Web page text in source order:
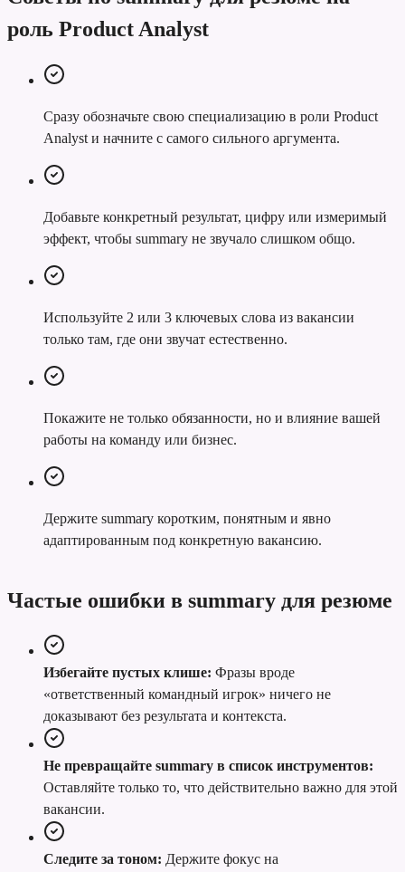
роль Product Analyst
Сразу обозначьте свою специализацию в роли Product
Analyst и начните с самого сильного аргумента.
Добавьте конкретный результат, цифру или измеримый
эффект, чтобы summary не звучало слишком общо.
Используйте 2 или 3 ключевых слова из вакансии
только там, где они звучат естественно.
Покажите не только обязанности, но и влияние вашей
работы на команду или бизнес.
Держите summary коротким, понятным и явно
адаптированным под конкретную вакансию.
Частые ошибки в summary для резюме
Избегайте пустых клише: Фразы вроде
«ответственный командный игрок» ничего не
доказывают без результата и контекста.
Не превращайте summary в список инструментов:
Оставляйте только то, что действительно важно для этой
вакансии.
Следите за тоном: Держите фокус на